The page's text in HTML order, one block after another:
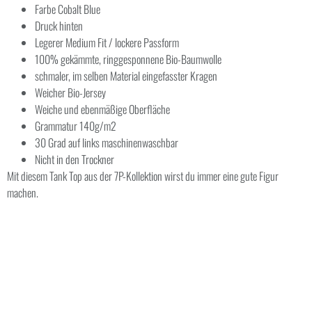
Farbe Cobalt Blue
Druck hinten
Legerer Medium Fit / lockere Passform
100% gekämmte, ringgesponnene Bio-Baumwolle
schmaler, im selben Material eingefasster Kragen
Weicher Bio-Jersey
Weiche und ebenmäßige Oberfläche
Grammatur 140g/m2
30 Grad auf links maschinenwaschbar
Nicht in den Trockner
Mit diesem Tank Top aus der 7P-Kollektion wirst du immer eine gute Figur
machen.